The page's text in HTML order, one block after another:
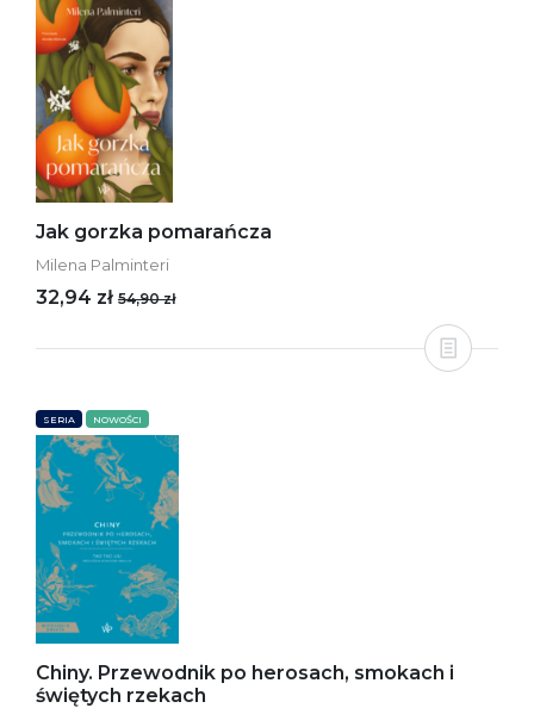
Jak gorzka pomarańcza
Milena Palminteri
32,94 zł 54,90 zł
SERIA NOWOŚCI
Chiny. Przewodnik po herosach, smokach i
świętych rzekach